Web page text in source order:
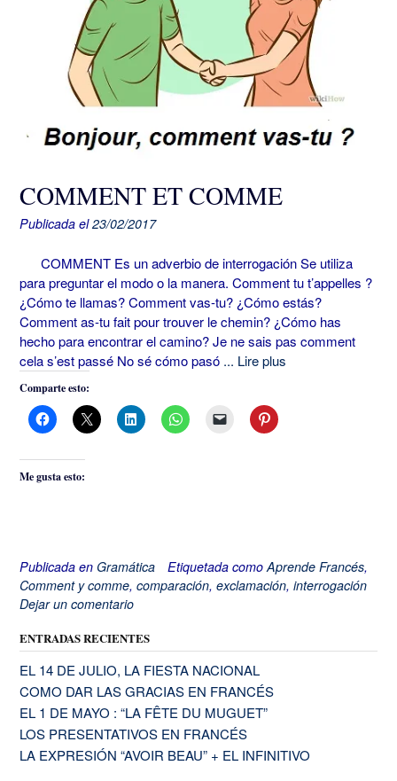
COMMENT ET COMME
Publicada el23/02/2017
COMMENT Es un adverbio de interrogación Se utiliza
para preguntar el modo o la manera. Comment tu t’appelles ?
¿Cómo te llamas? Comment vas-tu? ¿Cómo estás?
Comment as-tu fait pour trouver le chemin? ¿Cómo has
hecho para encontrar el camino? Je ne sais pas comment
cela s’est passé No sé cómo pasó ... Lire plus
Comparte esto:
Me gusta esto:
Publicada en Gramática Etiquetada como Aprende Francés,
Comment y comme, comparación, exclamación, interrogación
Dejar un comentario
ENTRADAS RECIENTES
EL 14 DE JULIO, LA FIESTA NACIONAL
COMO DAR LAS GRACIAS EN FRANCÉS
EL 1 DE MAYO : “LA FÊTE DU MUGUET”
LOS PRESENTATIVOS EN FRANCÉS
LA EXPRESIÓN “AVOIR BEAU” + EL INFINITIVO